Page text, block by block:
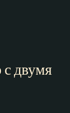
двумя